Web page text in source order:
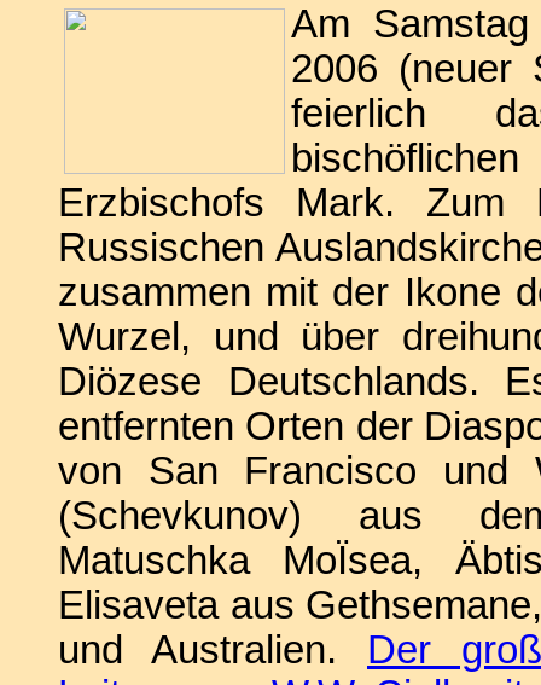
Am
2006 (neuer
feierlich
Erzbischofs Mark.
Russischen
zusammen mit der Ikone
Wurzel, und über
Diözese Deutschlands.
entfernten Orten der
von San Francisco und
(Schevkunov) aus
Matuschka MoÏsea,
Elisaveta aus
und Australien. Der